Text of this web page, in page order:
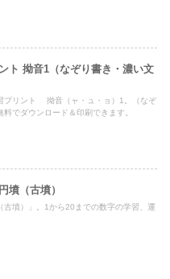
ト 拗音1（なぞり書き・濃い文
プリント 拗音（ャ・ュ・ョ）1。（なぞ
でダウンロード＆印刷できます。
（古墳）
古墳）」。1から20までの数字の学習、運